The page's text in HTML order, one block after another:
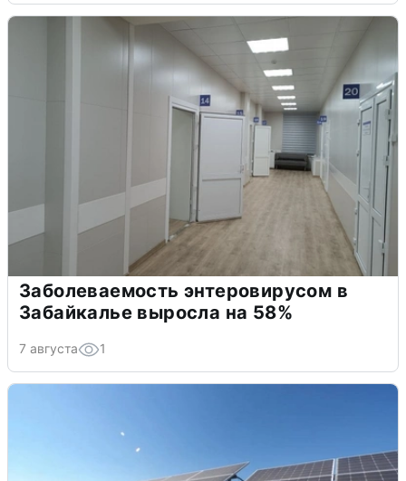
Заболеваемость энтеровирусом в
Забайкалье выросла на 58%
7 августа 1